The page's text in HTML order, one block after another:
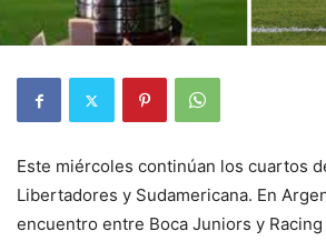
Este miércoles continúan los cuartos
Libertadores y Sudamericana. En
encuentro entre Boca Juniors y